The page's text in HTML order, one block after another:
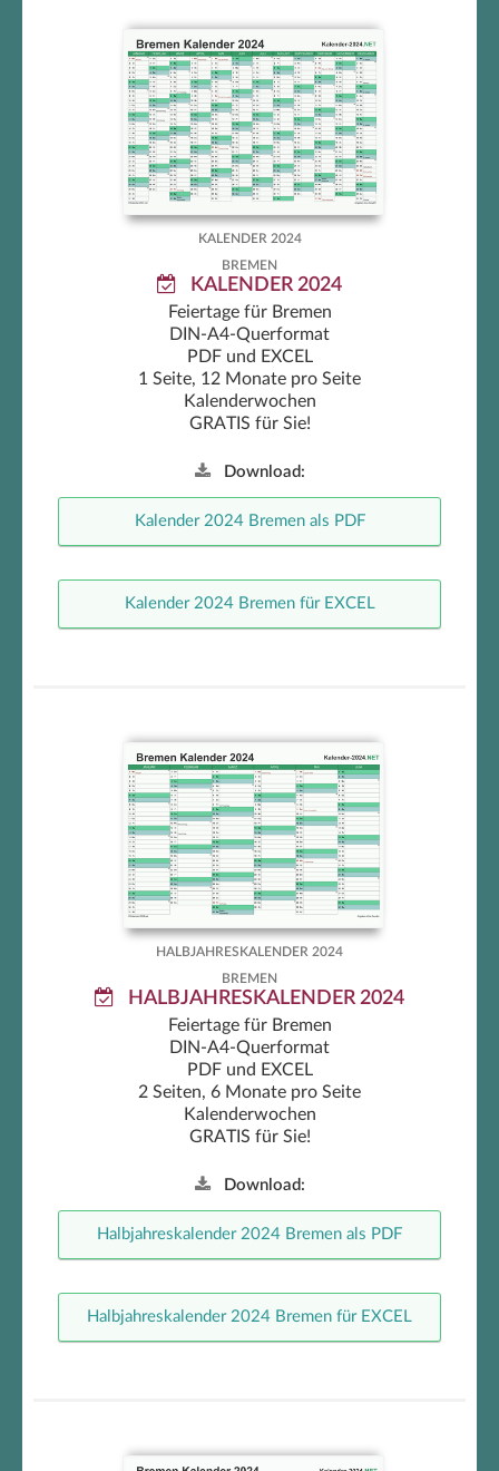
Bremen Kalender 2024
KALENDER 2024
BREMEN
KALENDER 2024
Feiertage für Bremen
DIN-A4-Querformat
PDF und EXCEL
1 Seite, 12 Monate pro Seite
Kalenderwochen
GRATIS für Sie!
Download:
Kalender 2024 Bremen als PDF
Kalender 2024 Bremen für EXCEL
Bremen Halbjahreskalender 2024
HALBJAHRESKALENDER 2024
BREMEN
HALBJAHRESKALENDER 2024
Feiertage für Bremen
DIN-A4-Querformat
PDF und EXCEL
2 Seiten, 6 Monate pro Seite
Kalenderwochen
GRATIS für Sie!
Download:
Halbjahreskalender 2024 Bremen als PDF
Halbjahreskalender 2024 Bremen für EXCEL